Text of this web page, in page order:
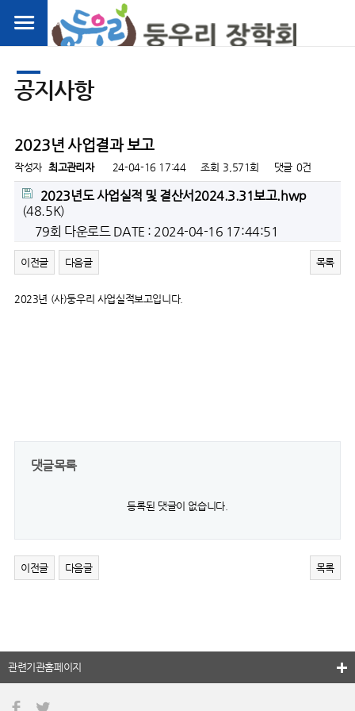
공지사항
2023년 사업결과 보고
작성자 최고관리자 24-04-16 17:44 조회 3,571회 댓글 0건
2023년도 사업실적 및 결산서2024.3.31보고.hwp
(48.5K)
79회 다운로드 DATE : 2024-04-16 17:44:51
이전글 다음글 목록
2023년 (사)둥우리 사업실적보고입니다.
댓글목록
등록된 댓글이 없습니다.
이전글 다음글 목록
관련기관홈페이지